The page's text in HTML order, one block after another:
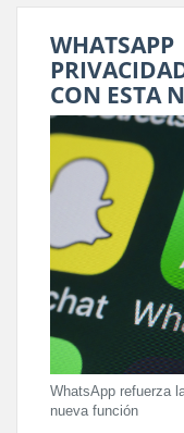
CON ESTA
WhatsApp refuerza
nueva función